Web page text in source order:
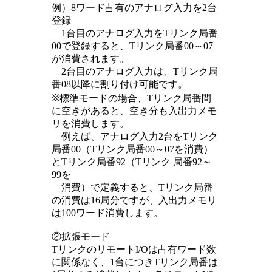
例）8ワード占有のアナログ入力を2台
登録
1台目のアナログ入力をTリンク局番
00で登録すると、Tリンク局番00～07
が消費されます。
2台目のアナログ入力は、Tリンク局
番08以降に割り付け可能です。
※標準モードの場合、Tリンク局番間
に空きがあると、空き分も入出力メモ
リを消費します。
例えば、アナログ入力2台をTリンク
局番00（Tリンク局番00～07を消費）
とTリンク局番92（Tリンク 局番92～
99を
消費）で定義すると、Tリンク局番
の消費は16局分ですが、入出力メモリ
は100ワード消費します。
②拡張モード
TリンクのリモートI/Oは占有ワード数
に関係なく、1台につきTリンク局番は